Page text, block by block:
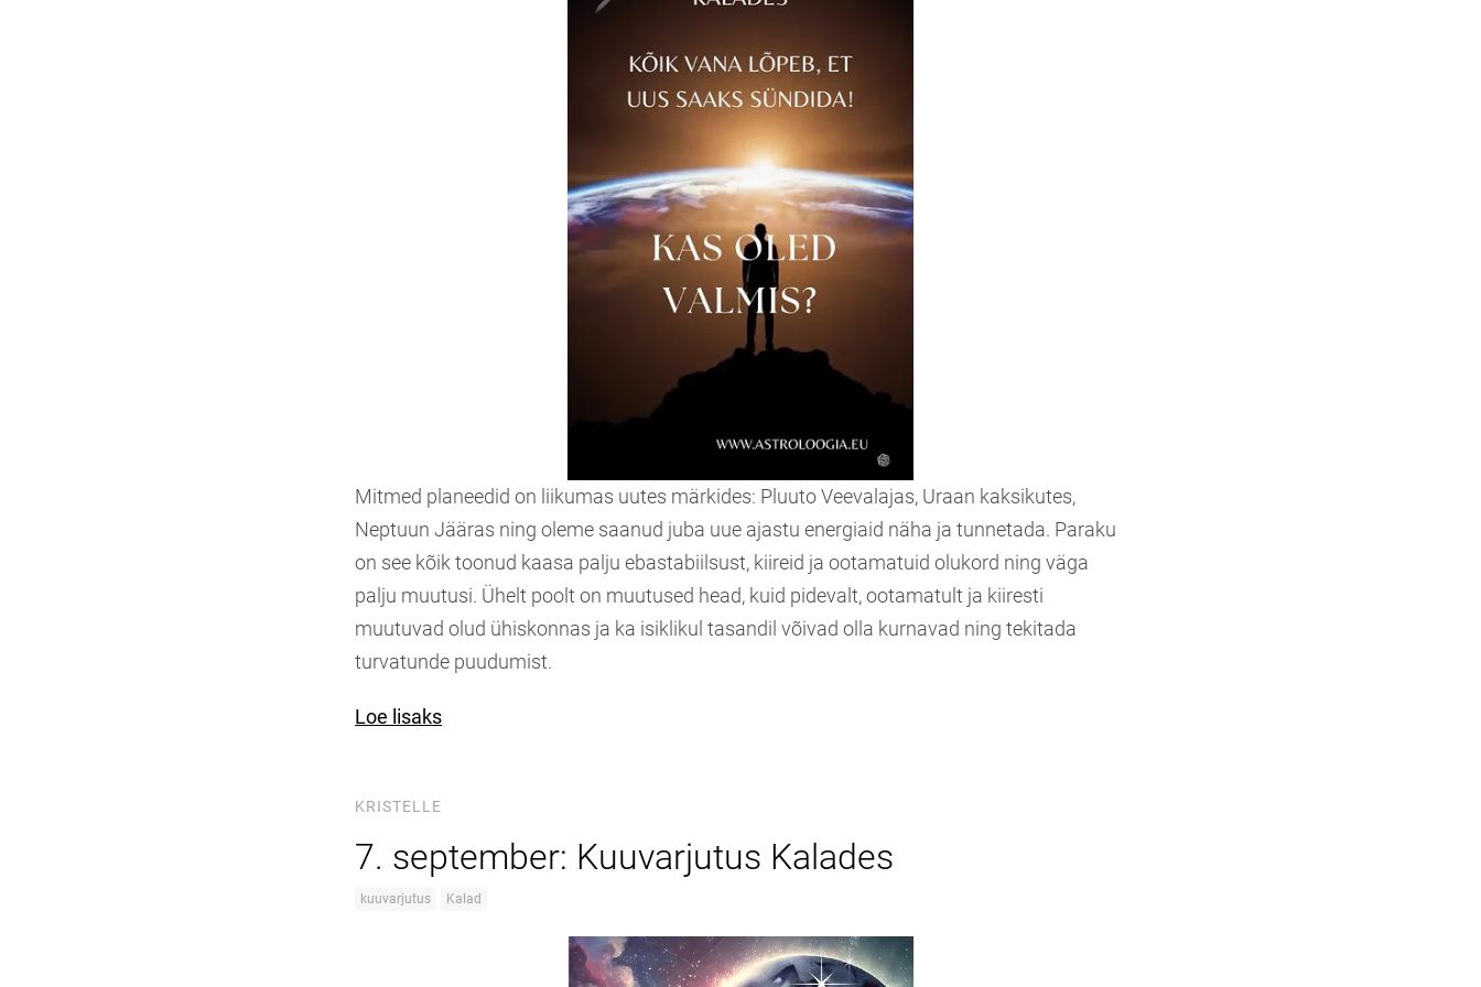
Mitmed planeedid on liikumas uutes märkides: Pluuto Veevalajas, Uraan kaksikutes,
Neptuun Jääras ning oleme saanud juba uue ajastu energiaid näha ja tunnetada. Paraku
on see kõik toonud kaasa palju ebastabiilsust, kiireid ja ootamatuid olukord ning väga
palju muutusi. Ühelt poolt on muutused head, kuid pidevalt, ootamatult ja kiiresti
muutuvad olud ühiskonnas ja ka isiklikul tasandil võivad olla kurnavad ning tekitada
turvatunde puudumist.
Loe lisaks
KRISTELLE
7. september: Kuuvarjutus Kalades
kuuvarjutus Kalad